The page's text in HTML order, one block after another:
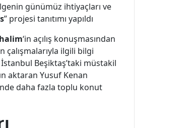
günümüz ihtiyaçları ve
” projesi tanıtımı yapıldı.
‘in açılış konuşmasından
çalışmalarıyla ilgili bilgi
Beşiktaş’taki müstakil
aktaran Yusuf Kenan
daha fazla toplu konut